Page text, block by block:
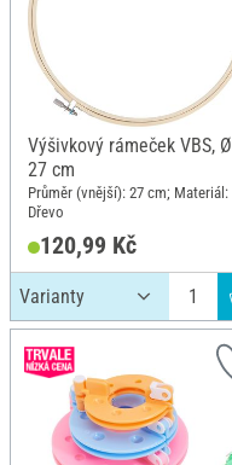
Výšivkový rámeček VBS, Ø
27 cm
Průměr (vnější): 27 cm; Materiál:
Dřevo
120,99 Kč